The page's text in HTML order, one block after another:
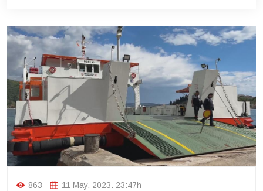
863 11 May, 2023. 23:47h